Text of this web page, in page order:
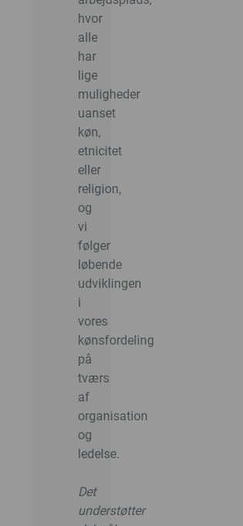
hvor
alle
har
lige
muligheder
uanset
køn,
etnicitet
eller
religion,
og
vi
følger
løbende
udviklingen
i
vores
kønsfordeling
på
tværs
af
organisation
og
ledelse.
Det
understøtter